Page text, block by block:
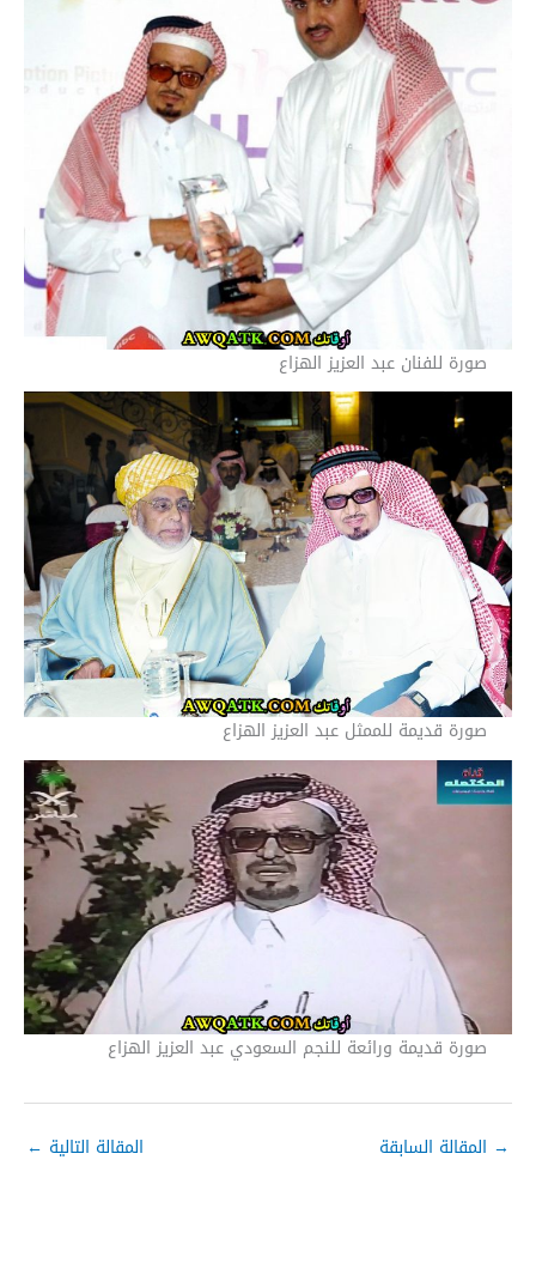
صورة للفنان عبد العزيز الهزاع
صورة قديمة للممثل عبد العزيز الهزاع
صورة قديمة ورائعة للنجم السعودي عبد العزيز الهزاع
→ المقالة السابقة المقالة التالية ←